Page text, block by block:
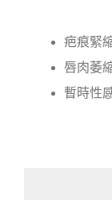
疤痕緊
唇肉萎
暫時性